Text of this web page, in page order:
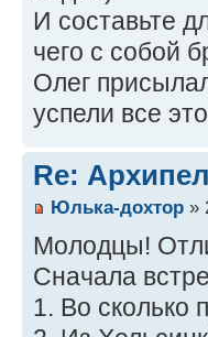
И составьте
чего с собой
Олег
успели все
Re:
Юлька-дохтор »
Молодцы!
Сначала
1. Во сколько